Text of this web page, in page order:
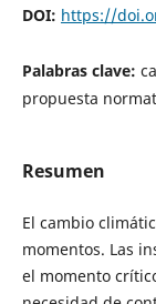
DOI: https://
Palabras clave:
propuesta
Resumen
El cambio
momentos. Las
el momento